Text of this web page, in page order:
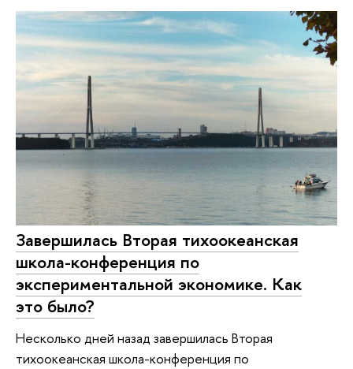
Завершилась Вторая тихоокеанская
школа-конференция по
экспериментальной экономике. Как
это было?
Несколько дней назад завершилась Вторая
тихоокеанская школа-конференция по